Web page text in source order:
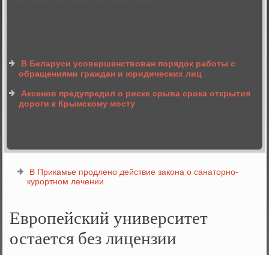
В Беларуси усовершенствован порядок работы с
обращениями граждан и юридических лиц
Аксенов предупредил о риске срыва срока открытия
дороги к Крымскому мосту
В Прикамье продлено действие закона о санаторно-
курортном лечении
Европейский университет
остается без лицензии